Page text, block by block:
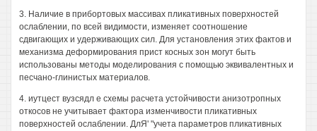
3. Наличие в прибортовых массивах пликативных поверхностей
ослаблении, по всей видимости, изменяет соотношение
сдвигающих и удерживающих сил. Для установления этих фактов и
механизма деформирования прист косных зон могут быть
использованы методы моделирования с помощью эквивалентных и
песчано-глинистых материалов.
4. иутцест вузсядл е схемы расчета устойчивости анизотропных
откосов не учитывает фактора изменчивости пликативных
поверхностей ослаблении. ДлЯ' "учета параметров пликативных